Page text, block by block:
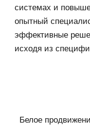
системах и
опытный
эффективные
исходя из
Белое